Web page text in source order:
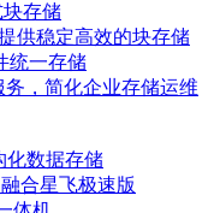
存储
供稳定高效的块存储
统一存储
，简化企业存储运维
化数据存储
合星飞极速版